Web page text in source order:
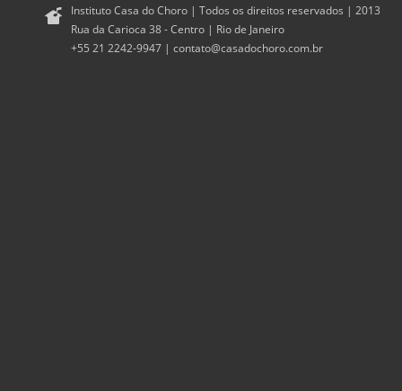
Instituto Casa do Choro | Todos os direitos reservados | 2013
Rua da Carioca 38 - Centro | Rio de Janeiro
+55 21 2242-9947 | contato@casadochoro.com.br